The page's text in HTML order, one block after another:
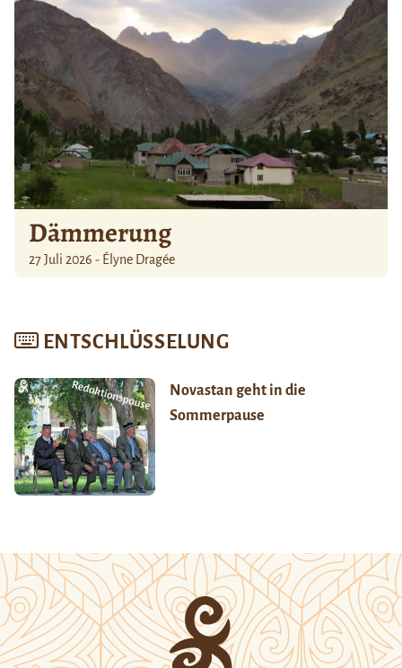
Dämmerung
27 Juli 2026 - Élyne Dragée
ENTSCHLÜSSELUNG
Novastan geht in die
Sommerpause